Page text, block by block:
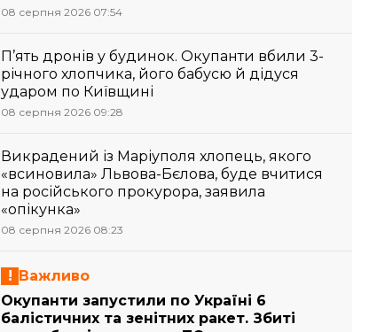
08 серпня 2026 07:54
П’ять дронів у будинок. Окупанти вбили 3-
річного хлопчика, його бабусю й дідуся
ударом по Київщині
08 серпня 2026 09:28
Викрадений із Маріуполя хлопець, якого
«всиновила» Львова-Бєлова, буде вчитися
на російського прокурора, заявила
«опікунка»
08 серпня 2026 08:23
Важливо
Окупанти запустили по Україні 6
балістичних та зенітних ракет. Збиті